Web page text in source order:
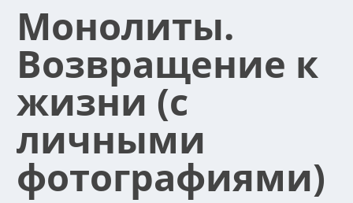
Монолиты.
Возвращение к
жизни (с
личными
фотографиями)